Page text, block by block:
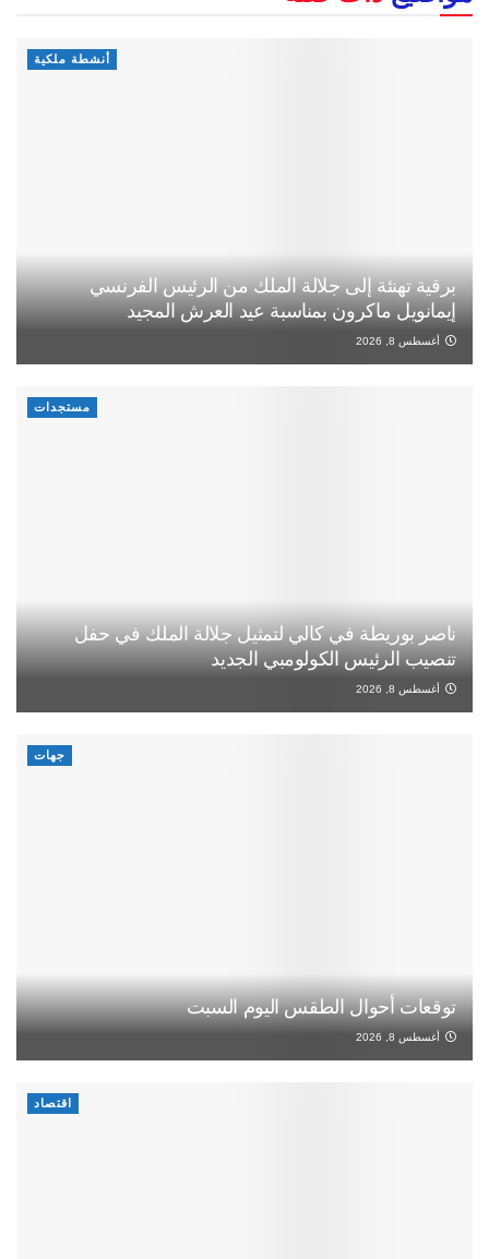
أنشطة ملكية
برقية تهنئة إلى جلالة الملك من الرئيس الفرنسي
إيمانويل ماكرون بمناسبة عيد العرش المجيد
أغسطس 8, 2026
مستجدات
ناصر بوريطة في كالي لتمثيل جلالة الملك في حفل
تنصيب الرئيس الكولومبي الجديد
أغسطس 8, 2026
جهات
توقعات أحوال الطقس اليوم السبت
أغسطس 8, 2026
اقتصاد